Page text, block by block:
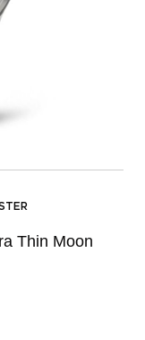
Thin Moon